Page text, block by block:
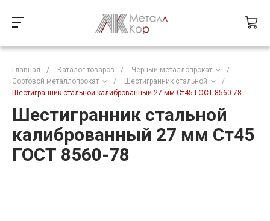
Главная / Каталог товаров / Черный металлопрокат
/
Сортовой металлопрокат
/ Шестигранник стальной
/
Шестигранник стальной калиброванный 27 мм Ст45 ГОСТ 8560-78
Шестигранник стальной
калиброванный 27 мм Ст45
ГОСТ 8560-78